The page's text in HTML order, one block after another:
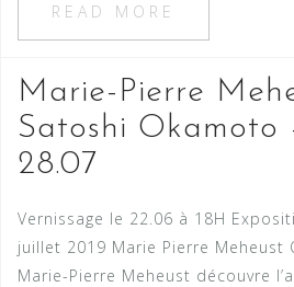
READ MORE
Marie-Pierre
Satoshi Okamoto
28.07
Vernissage le 22.06 à 18H
juillet 2019 Marie Pierre Meheust
Marie-Pierre Meheust découvre